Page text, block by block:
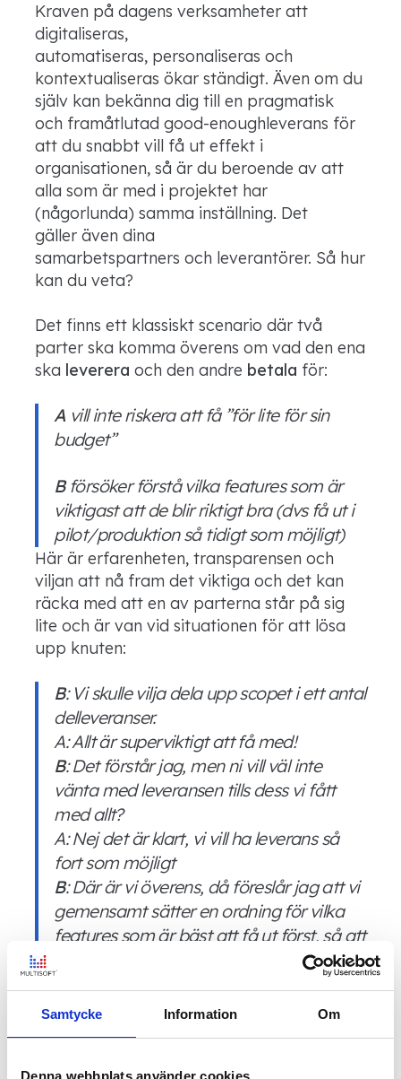
Samtycke Information Om
Denna webbplats använder cookies
Kraven på dagens verksamheter att
digitaliseras,
automatiseras, personaliseras och
kontextualiseras ökar ständigt. Även om du
själv kan bekänna dig till en pragmatisk
och framåtlutad good-enoughleverans för
att du snabbt vill få ut effekt i
organisationen, så är du beroende av att
alla som är med i projektet har
(någorlunda) samma inställning. Det
gäller även dina
samarbetspartners och leverantörer. Så hur
kan du veta?
Det finns ett klassiskt scenario där två
parter ska komma överens om vad den ena
ska leverera och den andre betala för:
A vill inte riskera att få ”för lite för sin
budget”
Bförsöker förstå vilka features som är
viktigast att de blir riktigt bra (dvs få ut i
pilot/produktion så tidigt som möjligt)
Här är erfarenheten, transparensen och
viljan att nå fram det viktiga och det kan
räcka med att en av parterna står på sig
lite och är van vid situationen för att lösa
upp knuten:
B: Vi skulle vilja dela upp scopet i ett antal
delleveranser.
A: Allt är superviktigt att få med!
B: Det förstår jag, men ni vill väl inte
vänta med leveransen tills dess vi fått
med allt?
A: Nej det är klart, vi vill ha leverans så
fort som möjligt
B: Där är vi överens, då föreslår jag att vi
gemensamt sätter en ordning för vilka
features som är bäst att få ut först, så att
ni både kan ta del av effekten tidigt samt
A: Det låter som en mycket bra idé!
Ovan konversation är dragen lite till sin